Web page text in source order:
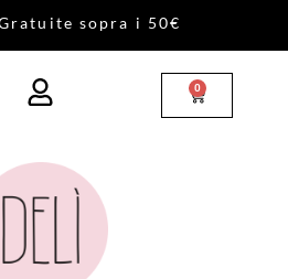
ratu ite sopra i 50€
0